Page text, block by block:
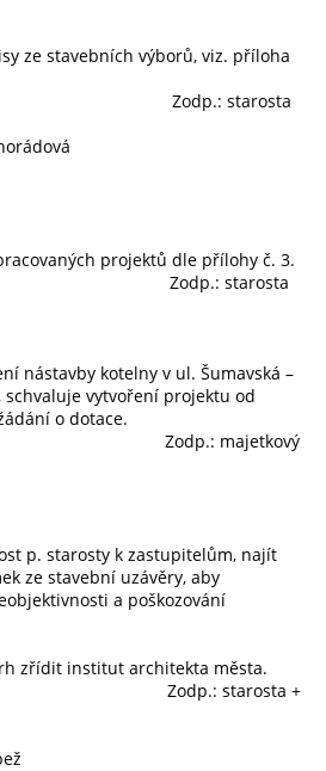
ze stavebních výborů, viz. příloha
starosta
projektů dle přílohy č. 3.
starosta
nástavby kotelny v ul. Šumavská –
vytvoření projektu od
o dotace.
majetkový
p. starosty k zastupitelům, najít
ze stavební uzávěry, aby
a poškozování
zřídit institut architekta města.
starosta +